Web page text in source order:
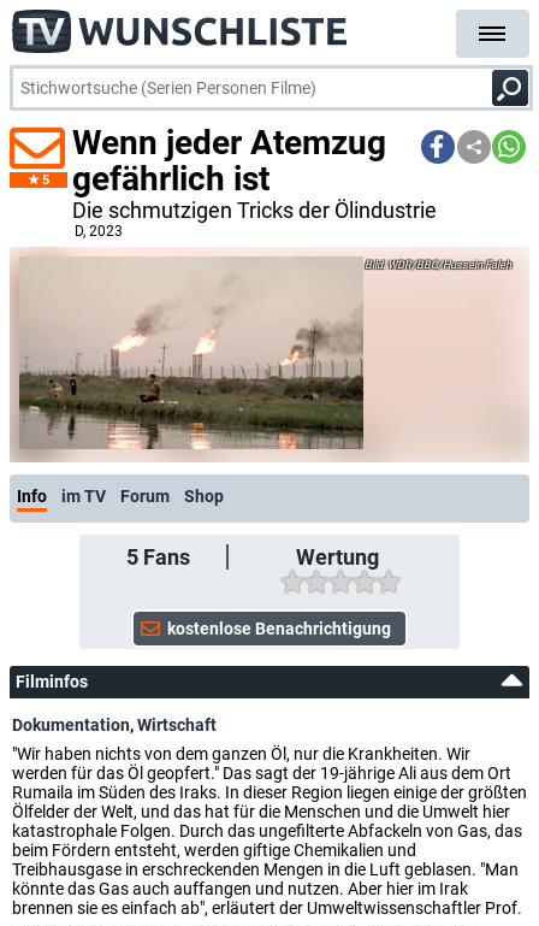
5
Wenn jeder Atemzug
gefährlich ist
Die schmutzigen Tricks der Ölindustrie
D, 2023
WDR/BBC/Hussein Faleh
Info im TV Forum Shop
5Fans Wertung
Filminfos
Dokumentation,Wirtschaft
"Wir haben nichts von dem ganzen Öl, nur die Krankheiten. Wir
werden für das Öl geopfert." Das sagt der 19-jährige Ali aus dem Ort
Rumaila im Süden des Iraks. In dieser Region liegen einige der größten
Ölfelder der Welt, und das hat für die Menschen und die Umwelt hier
katastrophale Folgen. Durch das ungefilterte Abfackeln von Gas, das
beim Fördern entsteht, werden giftige Chemikalien und
Treibhausgase in erschreckenden Mengen in die Luft geblasen. "Man
könnte das Gas auch auffangen und nutzen. Aber hier im Irak
brennen sie es einfach ab", erläutert der Umweltwissenschaftler Prof.